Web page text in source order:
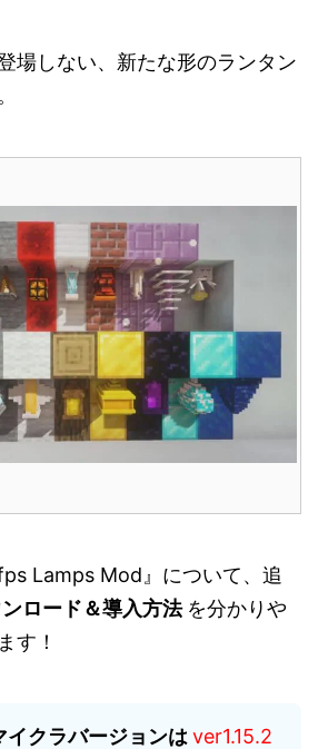
場しない、新たな形のランタン
Lamps Mod』について、追
ロード＆導入方法 を分かりや
す！
イクラバージョンは ver1.15.2